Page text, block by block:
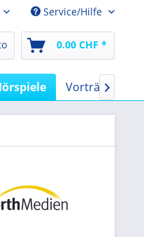
Audio-Book CHFService/Hilfe
0.00 CHF *
Vorträge
